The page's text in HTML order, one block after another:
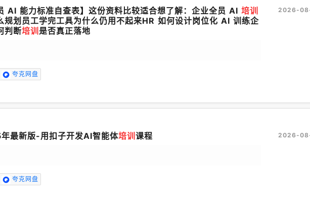
AI 能力标准自查表】这份资料比较适合想了解：企业全员 AI 培训
规划员工学完工具为什么仍用不起来HR 如何设计岗位化 AI 训练企
判断培训 是否真正落地
夸克网盘
2026-
最新版-用扣子开发AI智能体培训 课程
夸克网盘
2026-